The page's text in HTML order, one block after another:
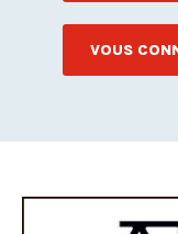
VOUS